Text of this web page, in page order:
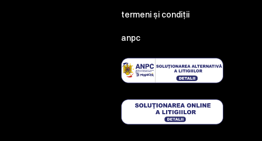
termeni și condiții
anpc